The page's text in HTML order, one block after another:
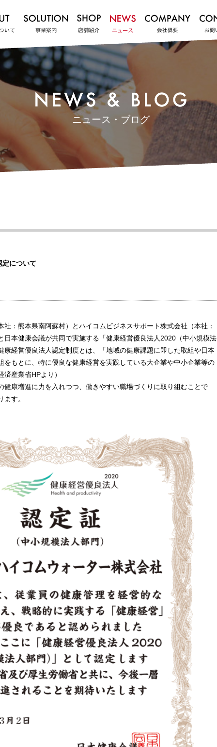
ニュース・ブログ
定について
：熊本県南阿蘇村）とハイコムビジネスサポート株式会社（本社：
日本健康会議が共同で実施する「健康経営優良法人2020（中小規模法
康経営優良法人認定制度とは、「地域の健康課題に即した取組や日本
をもとに、特に優良な健康経営を実践している大企業や中小企業等の
産業省HPより）
健康増進に力を入れつつ、働きやすい職場づくりに取り組むことで
ます。